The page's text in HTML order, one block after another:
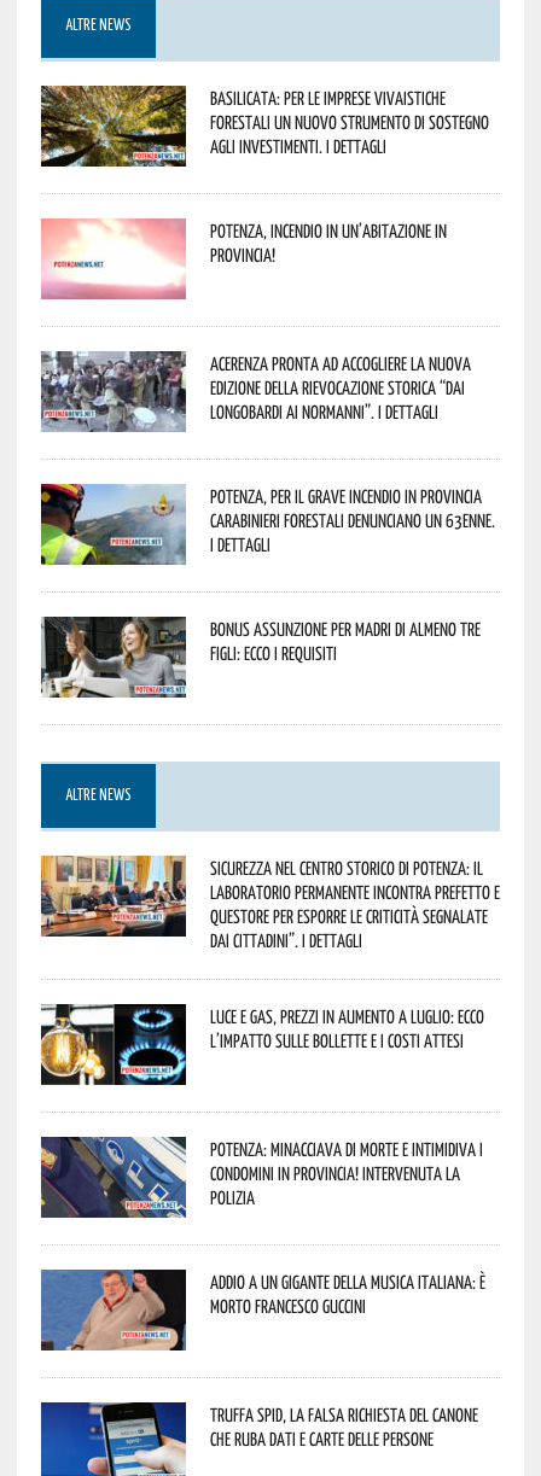
ALTRE NEWS
Basilicata: per le imprese vivaistiche
forestali un nuovo strumento di sostegno
agli investimenti. I dettagli
Potenza, incendio in un’abitazione in
provincia!
Acerenza pronta ad accogliere la nuova
edizione della rievocazione storica “Dai
Longobardi ai Normanni”. I dettagli
Potenza, per il grave incendio in Provincia
Carabinieri forestali denunciano un 63enne.
I dettagli
Bonus assunzione per madri di almeno tre
figli: ecco i requisiti
ALTRE NEWS
Sicurezza nel Centro Storico di Potenza: il
Laboratorio Permanente incontra Prefetto e
Questore per esporre le criticità segnalate
dai cittadini”. I dettagli
Luce e gas, prezzi in aumento a luglio: ecco
l’impatto sulle bollette e i costi attesi
Potenza: minacciava di morte e intimidiva i
condomini in provincia! Intervenuta la
Polizia
Addio a un gigante della musica italiana: è
morto Francesco Guccini
Truffa Spid, la falsa richiesta del canone
che ruba dati e carte delle persone